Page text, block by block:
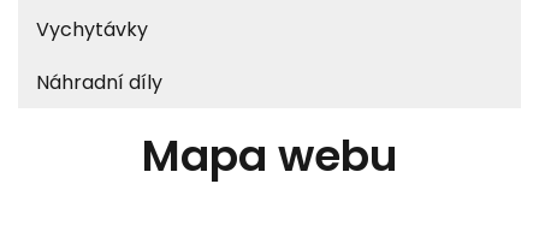
Vychytávky
Náhradní díly
Mapa webu